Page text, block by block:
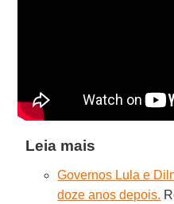
Leia mais
Governos Lula e
doze anos depois.